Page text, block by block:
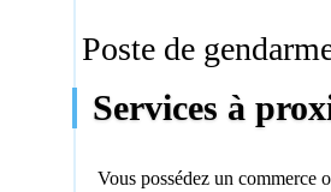
Poste de
Services à
Vous possédez un commerce